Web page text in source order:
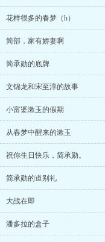
花样很多的春梦（h）
简部，家有娇妻啊
简承勋的底牌
文锦龙和宋至淳的故事
小富婆漱玉的假期
从春梦中醒来的漱玉
祝你生日快乐，简承勋。
简承勋的道别礼
大战在即
潘多拉的盒子